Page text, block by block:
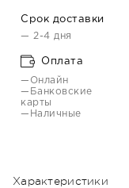
Срок доставки
— 2-4 дня
Оплата
—Онлайн
—Банковские
карты
—Наличные
Характеристики